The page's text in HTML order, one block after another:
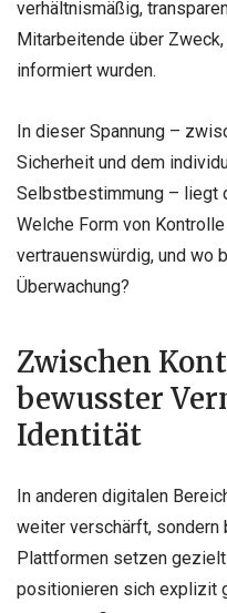
verhältnismäßig,
Mitarbeitende über
informiert wurden.
In dieser Spannung –
Sicherheit und dem
Selbstbestimmung – liegt
Welche Form von
vertrauenswürdig, und wo
Überwachung?
Zwischen
bewusster
Identität
In anderen digitalen
weiter verschärft, sondern
Plattformen setzen
positionieren sich explizit